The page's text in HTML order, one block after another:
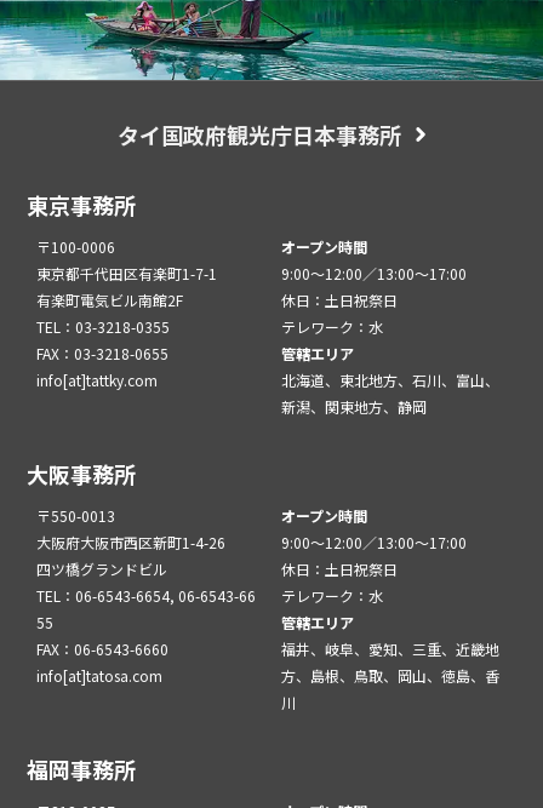
タイ国政府観光庁日本事務所
東京事務所
〒100-0006
東京都千代田区有楽町1-7-1
有楽町電気ビル南館2F
TEL：03-3218-0355
FAX：03-3218-0655
info[at]tattky.com
オープン時間
9:00～12:00／13:00～17:00
休日：土日祝祭日
テレワーク：水
管轄エリア
北海道、東北地方、石川、富山、
新潟、関東地方、静岡
大阪事務所
〒550-0013
大阪府大阪市西区新町1-4-26
四ツ橋グランドビル
TEL：06-6543-6654, 06-6543-66
55
FAX：06-6543-6660
info[at]tatosa.com
オープン時間
9:00～12:00／13:00～17:00
休日：土日祝祭日
テレワーク：水
管轄エリア
福井、岐阜、愛知、三重、近畿地
方、島根、鳥取、岡山、徳島、香
川
福岡事務所